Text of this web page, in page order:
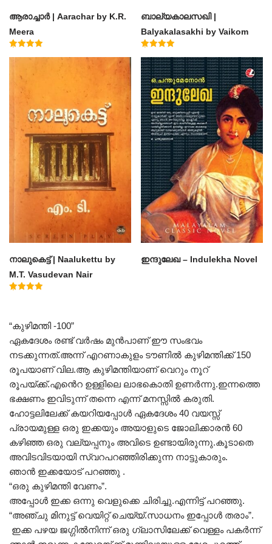
ആരാച്ചാര്‍ | Aarachar by K.R.
Meera
ബാല്യകാലസഖി |
Balyakalasakhi by Vaikom
Muhammad Basheer
4.60
out of 5
നാലുകെട്ട് | Naalukettu by
M.T. Vasudevan Nair
ഇന്ദുലേഖ – Indulekha Novel
“കുഴിമന്തി -100”
ഏകദേശം രണ്ട് വർഷം മുൻപാണ് ഈ സംഭവം
നടക്കുന്നത്.അന്ന് എറണാകുളം ടൗണിൽ കുഴിമന്തിക്ക് 150
രൂപയാണ് വില.ആ കുഴിമന്തിയാണ് വെറും നൂറ്
രൂപയ്ക്ക്.എൻെറ ഉള്ളിലെ ലാഭകൊതി ഉണർന്നു.ഇന്നത്തെ
ഭക്ഷണം ഇവിടുന്ന് തന്നെ എന്ന് മനസ്സിൽ കരുതി.
ഹോട്ടലിലേക്ക് കയറിയപ്പോൾ ഏകദേശം 40 വയസ്സ്
പ്രായമുള്ള ഒരു ഇക്കയും അയാളുടെ ജോലിക്കാരൻ 60
കഴിഞ്ഞ ഒരു വല്യപ്പനും അവിടെ ഉണ്ടായിരുന്നു.കൂടാതെ
അവിടവിടയായി സ്വറപറഞ്ഞിരിക്കുന്ന നാട്ടുകാരും.
ഞാൻ ഇക്കയോട് പറഞ്ഞു .
“ഒരു കുഴിമന്തി വേണം”.
അപ്പോൾ ഇക്ക ഒന്നു വെളുക്കെ ചിരിച്ചു.എന്നിട്ട് പറഞ്ഞു.
“അഞ്ചു മിനുട്ട് വെയിറ്റ് ചെയ്യ്.സാധനം ഇപ്പോൾ തരാം”.
ഇക്ക പഴയ ജഗ്ഗിൽനിന്ന് ഒരു ഗ്ലാസിലേക്ക് വെള്ളം പകർന്ന്